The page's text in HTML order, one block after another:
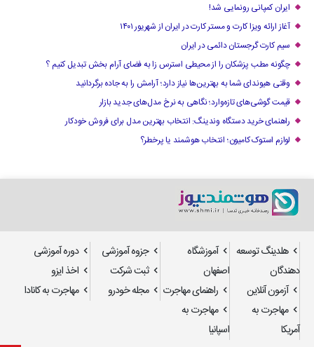
ایران کمپانی رونمایی شد!
آغاز ارائه ویزا کارت و مستر کارت در ایران از شهریور ۱۴۰۱
سیم کارت گرجستان دائمی در ایران
چگونه مطب پزشکان را از محیطی استرس زا به فضای آرام بخش تبدیل کنیم ؟
وقتی هیوندای شما به بهترین‌ها نیاز دارد؛ آرامش را به جاده برگردانید
قیمت گوشی‌های تازه‌وارد؛ نگاهی به نرخ مدل‌های جدید بازار
راهنمای خرید دستگاه وندینگ: انتخاب بهترین مدل برای فروش خودکار
لوازم استوک کامیون؛ انتخاب هوشمند یا پرخطر؟
هلدینگ توسعه
دهندگان
آموزشگاه
اصفهان
جزوه آموزشی
دوره آموزشی
ثبت شرکت
اخذ ایزو
آزمون آنلاین
راهنمای مهاجرت مجله خودرو
مهاجرت به کانادا
مهاجرت به
آمریکا
مهاجرت به
اسپانیا